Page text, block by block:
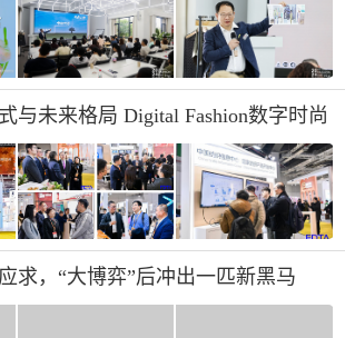
与未来格局 Digital Fashion数字时尚
数字化转型升级
求，“大博弈”后冲出一匹新黑马